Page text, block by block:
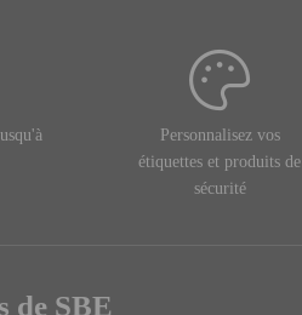
Personnalisez vos
étiquettes et produits de
sécurité
de SBE